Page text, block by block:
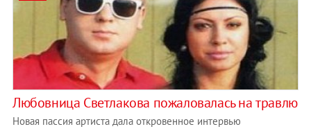
Любовница Светлакова пожаловалась на травлю
Новая пассия артиста дала откровенное интервью